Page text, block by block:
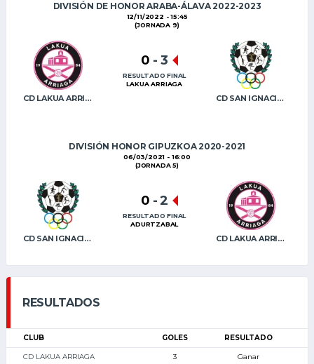
DIVISIÓN DE HONOR ARABA-ÁLAVA 2022-2023
12/11/2022 - 15:45
(JORNADA 9)
CD LAKUA ARRIAGA CD SAN IGNACIO B
0 - 3
RESULTADO FINAL
LAKUA ARRIAGA
DIVISIÓN HONOR GIPUZKOA 2020-2021
06/03/2021 - 16:00
(JORNADA 5)
CD SAN IGNACIO B CD LAKUA ARRIAGA
0 -2
RESULTADO FINAL
ADURTZABAL
RESULTADOS
CLUB GOLES RESULTADO
CD LAKUA ARRIAGA 3 Ganar